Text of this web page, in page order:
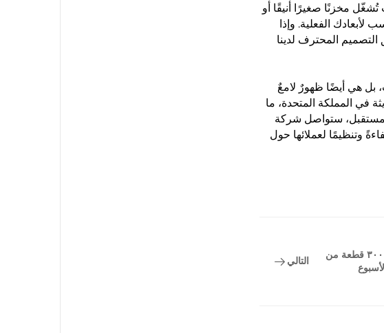
مخزنًا صغيرًا أنيقًا أو
لأبعادك الفعلية. وإذا
المحترف لدينا
بل هي أيضًا ظهورٌ لامعٌ
في المملكة المتحدة، ما
المستقبل، ستواصل شركة
وتنظيمًا لعملائها حول
أخبار سارة! شحنت شركتنا ٣٠٠٠ قطعة من
التالي